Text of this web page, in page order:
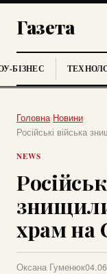
Газета
БІЗНЕС
Головна›Новини›
Російські війська
NEWS
храм на
Оксана Гуменюк